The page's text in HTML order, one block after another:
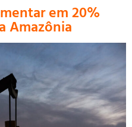
em 20%
Amazônia